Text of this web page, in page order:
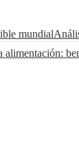
mundial
alimentación: